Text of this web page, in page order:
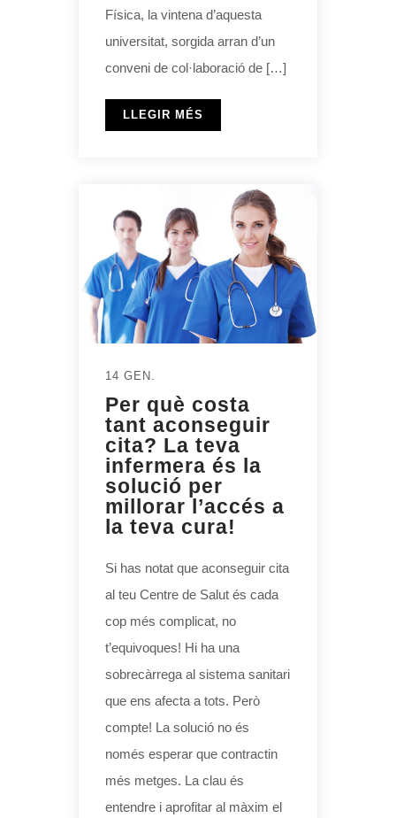
Física, la vintena d’aquesta
universitat, sorgida arran d’un
conveni de col·laboració de […]
LLEGIR MÉS
14 GEN.
Per què costa
tant aconseguir
cita? La teva
infermera és la
solució per
millorar l’accés a
la teva cura!
Si has notat que aconseguir cita
al teu Centre de Salut és cada
cop més complicat, no
t’equivoques! Hi ha una
sobrecàrrega al sistema sanitari
que ens afecta a tots. Però
compte! La solució no és
només esperar que contractin
més metges. La clau és
entendre i aprofitar al màxim el